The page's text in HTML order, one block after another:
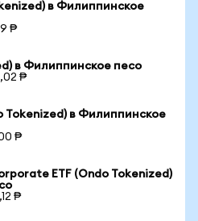
в Филиппинское
₱
в Филиппинское песо
₱
Tokenized) в Филиппинское
₱
ETF (Ondo Tokenized)
₱